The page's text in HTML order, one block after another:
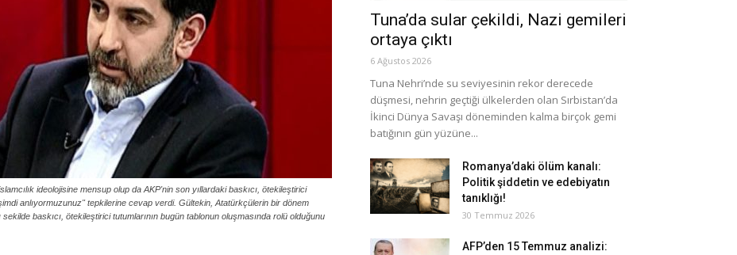
ideolojisine mensup olup da AKP'nin son yıllardaki baskıcı, ötekileştirici
anlıyormuzunuz" tepkilerine cevap verdi. Gültekin, Atatürkçülerin bir dönem
sekilde baskıcı, ötekileştirici tutumlarının bugün tablonun oluşmasında rolü olduğunu
Tuna’da sular çekildi, Nazi gemileri
ortaya çıktı
6 Ağustos 2026
Tuna Nehri’nde su seviyesinin rekor derecede
düşmesi, nehrin geçtiği ülkelerden olan Sırbistan’da
İkinci Dünya Savaşı döneminden kalma birçok gemi
batığının gün yüzüne...
Romanya’daki ölüm kanalı:
Politik şiddetin ve edebiyatın
tanıklığı!
30 Temmuz 2026
AFP’den 15 Temmuz analizi: